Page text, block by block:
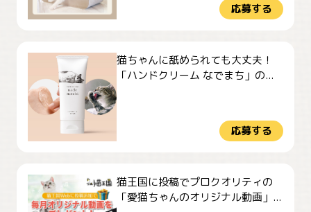
応募する
猫ちゃんに舐められても大丈夫！
「ハンドクリーム なでまち」の...
応募する
猫王国に投稿でプロクオリティの
「愛猫ちゃんのオリジナル動画」...